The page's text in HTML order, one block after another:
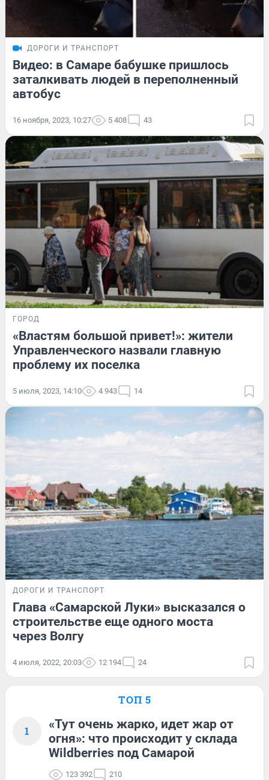
ДОРОГИ И ТРАНСПОРТ
Видео: в Самаре бабушке пришлось
заталкивать людей в переполненный
автобус
16 ноября, 2023, 10:27 5 408 43
ГОРОД
«Властям большой привет!»: жители
Управленческого назвали главную
проблему их поселка
5 июля, 2023, 14:10 4 943 14
ДОРОГИ И ТРАНСПОРТ
Глава «Самарской Луки» высказался о
строительстве еще одного моста
через Волгу
4 июля, 2022, 20:03 12 194 24
ТОП 5
1
«Тут очень жарко, идет жар от
огня»: что происходит у склада
Wildberries под Самарой
123 392 210